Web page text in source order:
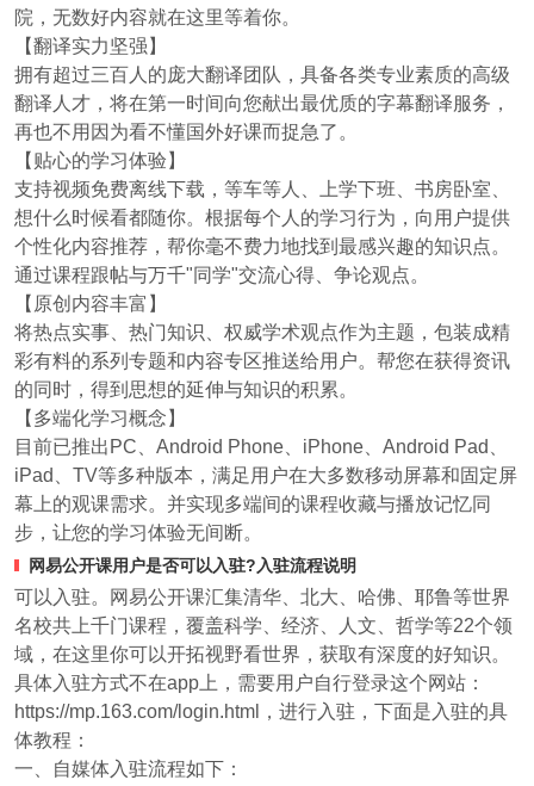
院，无数好内容就在这里等着你。
【翻译实力坚强】
拥有超过三百人的庞大翻译团队，具备各类专业素质的高级
翻译人才，将在第一时间向您献出最优质的字幕翻译服务，
再也不用因为看不懂国外好课而捉急了。
【贴心的学习体验】
支持视频免费离线下载，等车等人、上学下班、书房卧室、
想什么时候看都随你。根据每个人的学习行为，向用户提供
个性化内容推荐，帮你毫不费力地找到最感兴趣的知识点。
通过课程跟帖与万千"同学"交流心得、争论观点。
【原创内容丰富】
将热点实事、热门知识、权威学术观点作为主题，包装成精
彩有料的系列专题和内容专区推送给用户。帮您在获得资讯
的同时，得到思想的延伸与知识的积累。
【多端化学习概念】
目前已推出PC、Android Phone、iPhone、Android Pad、
iPad、TV等多种版本，满足用户在大多数移动屏幕和固定屏
幕上的观课需求。并实现多端间的课程收藏与播放记忆同
步，让您的学习体验无间断。
网易公开课用户是否可以入驻?入驻流程说明
可以入驻。网易公开课汇集清华、北大、哈佛、耶鲁等世界
名校共上千门课程，覆盖科学、经济、人文、哲学等22个领
域，在这里你可以开拓视野看世界，获取有深度的好知识。
具体入驻方式不在app上，需要用户自行登录这个网站：
https://mp.163.com/login.html，进行入驻，下面是入驻的具
体教程：
一、自媒体入驻流程如下：